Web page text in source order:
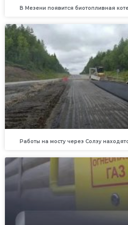
В Мезени появится биотопливная
Работы на мосту через Солзу